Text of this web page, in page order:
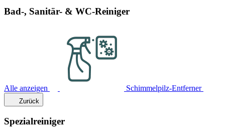
Bad-, Sanitär- & WC-Reiniger
Alle anzeigen Schimmelpilz-Entferner
Zurück
Spezialreiniger